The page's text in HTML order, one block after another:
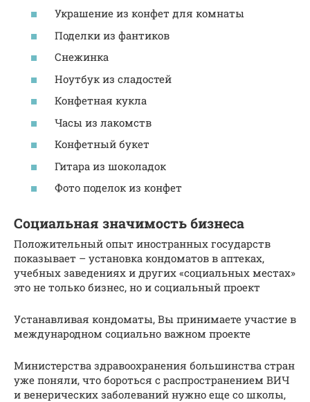
Украшение из конфет для комнаты
Поделки из фантиков
Снежинка
Ноутбук из сладостей
Конфетная кукла
Часы из лакомств
Конфетный букет
Гитара из шоколадок
Фото поделок из конфет
Социальная значимость бизнеса
Положительный опыт иностранных государств
показывает – установка кондоматов в аптеках,
учебных заведениях и других «социальных местах»
это не только бизнес, но и социальный проект
Устанавливая кондоматы, Вы принимаете участие в
международном социально важном проекте
Министерства здравоохранения большинства стран
уже поняли, что бороться с распространением ВИЧ
и венерических заболеваний нужно еще со школы,